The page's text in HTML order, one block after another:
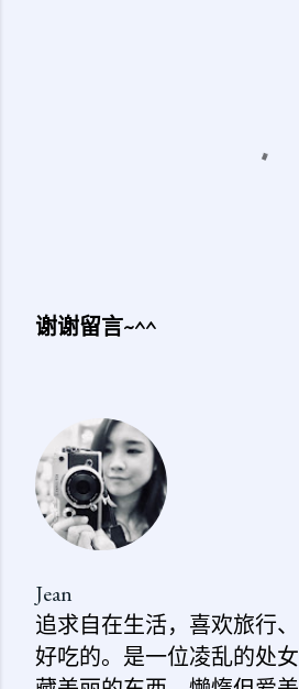
论
谢谢留言~^^
Jean
追求自在生活，喜欢旅行
好吃的。是一位凌乱的处